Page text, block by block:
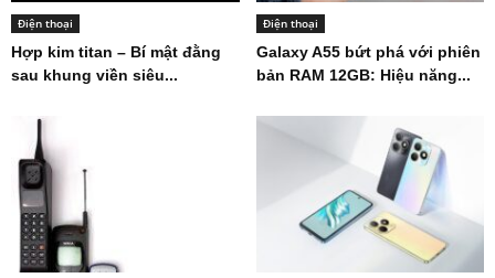
Điện thoại
Hợp kim titan – Bí mật đằng
sau khung viền siêu...
Điện thoại
Galaxy A55 bứt phá với phiên
bản RAM 12GB: Hiệu năng...